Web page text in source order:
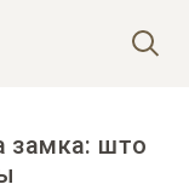
замка: што